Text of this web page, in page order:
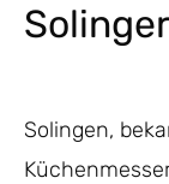
Solingen,